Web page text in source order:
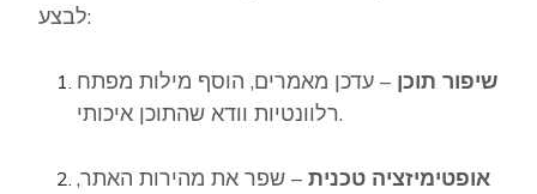
לבצע:
שיפור תוכן – עדכן מאמרים, הוסף מילות מפתח
רלוונטיות וודא שהתוכן איכותי.
אופטימיזציה טכנית – שפר את מהירות האתר,